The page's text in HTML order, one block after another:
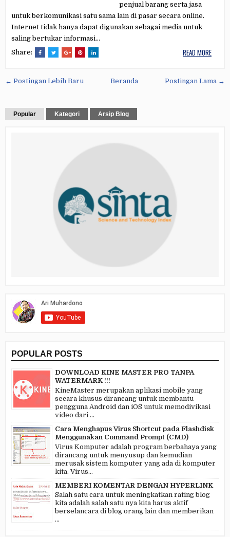
penjual barang serta jasa
untuk berkomunikasi satu sama lain di pasar secara online.
Internet tidak hanya dapat digunakan sebagai media untuk
saling bertukar informasi...
Share:
READ MORE
← Postingan Lebih Baru Postingan Lama →
Beranda
Popular Kategori Arsip Blog
POPULAR POSTS
DOWNLOAD KINE MASTER PRO TANPA
WATERMARK !!!
KineMaster merupakan aplikasi mobile yang
secara khusus dirancang untuk membantu
pengguna Android dan iOS untuk memodivikasi
video dari ...
Cara Menghapus Virus Shortcut pada Flashdisk
Menggunakan Command Prompt (CMD)
Virus Komputer adalah program berbahaya yang
dirancang untuk menyusup dan kemudian
merusak sistem komputer yang ada di komputer
kita. Virus...
MEMBERI KOMENTAR DENGAN HYPERLINK
Salah satu cara untuk meningkatkan rating blog
kita adalah salah satu nya kita harus aktif
berselancara di blog orang lain dan memberikan
...